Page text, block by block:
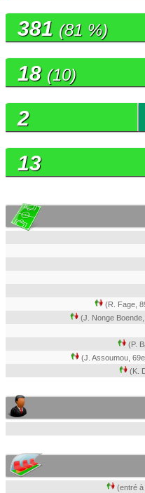
381 (81 %)
18 (10)
2
13
(R. Fage,
(J. Nonge
(P.
(J. Assoumou,
(K.
(entré à